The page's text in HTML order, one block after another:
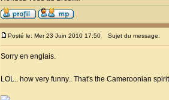
Posté le: Mer 23 Juin 2010 17:50 Sujet du message:
Sorry en englais.
LOL.. how very funny.. That's the Cameroonian